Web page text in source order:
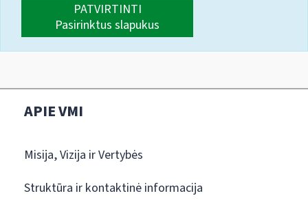
PATVIRTINTI
Pasirinktus slapukus
APIE VMI
Misija, Vizija ir Vertybės
Struktūra ir kontaktinė informacija